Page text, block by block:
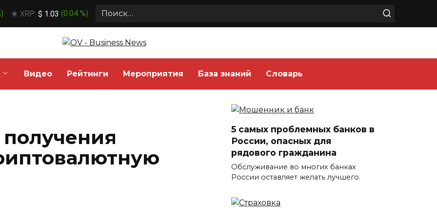
) XRP: $ 1.03 (0.04 %)
Search
Видео Рейтинги Мероприятия База знаний Словарь
5 самых проблемных банков в
России, опасных для
рядового гражданина
Обслуживание во многих банках
России оставляет желать лучшего.